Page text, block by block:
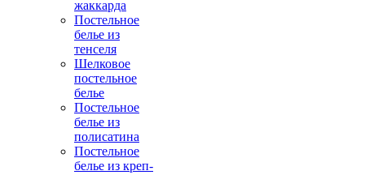
жаккарда
Постельное
белье из
тенселя
Шелковое
постельное
белье
Постельное
белье из
полисатина
Постельное
белье из креп-